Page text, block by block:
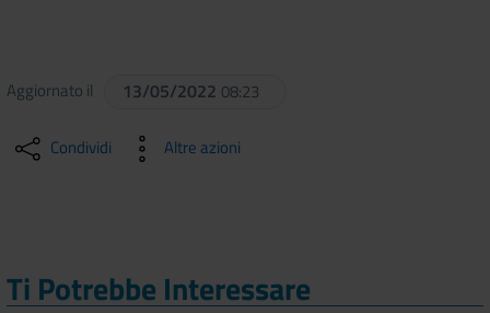
Aggiornato il 13/05/2022 08:23
Condividi Altre azioni
Ti Potrebbe Interessare